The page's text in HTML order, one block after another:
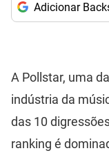
Adicionar
A Pollstar, uma
indústria da
das 10
ranking é